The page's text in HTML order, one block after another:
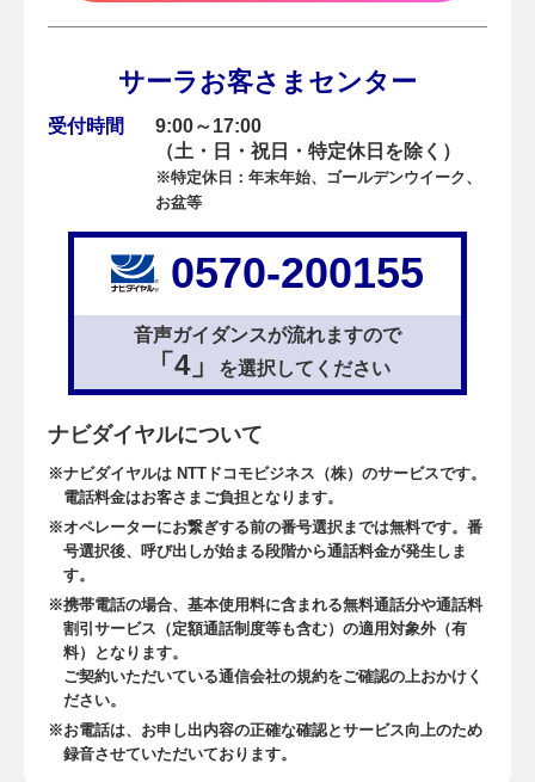
サーラお客さまセンター
受付時間
9:00～17:00
（土・日・祝日・特定休日を除く）
※特定休日：年末年始、ゴールデンウイーク、
お盆等
0570-200155
音声ガイダンスが流れますので
「4」 を選択してください
ナビダイヤルについて
ナビダイヤルは NTTドコモビジネス（株）のサービスです。
電話料金はお客さまご負担となります。
オペレーターにお繋ぎする前の番号選択までは無料です。番
号選択後、呼び出しが始まる段階から通話料金が発生しま
す。
携帯電話の場合、基本使用料に含まれる無料通話分や通話料
割引サービス（定額通話制度等も含む）の適用対象外（有
料）となります。
ご契約いただいている通信会社の規約をご確認の上おかけく
ださい。
お電話は、お申し出内容の正確な確認とサービス向上のため
録音させていただいております。